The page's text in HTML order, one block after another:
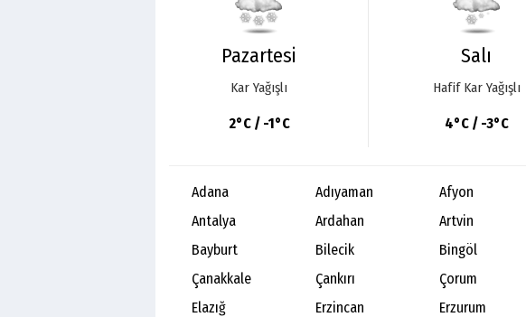
Pazartesi
Kar Yağışlı
2°C / -1°C
Salı
Hafif Kar Yağışlı
4°C / -3°C
Adana Adıyaman Afyon
Antalya
Ardahan Artvin
Bayburt
Bilecik Bingöl
Çanakkale
Çankırı Çorum
Elazığ
Erzincan Erzurum